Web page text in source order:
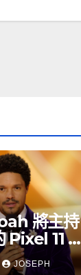
將主持
11 推
JOSEPH